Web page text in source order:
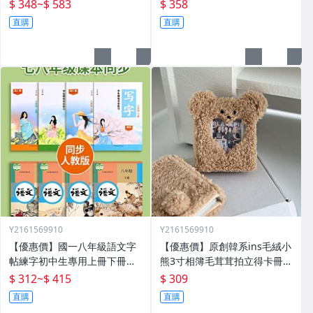
$ 348~$ 583
直購
$ 358
直購
Y2161569910
【優惠價】國一八年級語文字
帖練字初中生專用上冊下冊同
步人教版練字帖九年級衡水體
鋼筆正楷楷體初一每日一練中
學生中文臨摹硬筆書
$ 312~$ 415
直購
Y2161569910
【優惠價】原創韓系ins毛絨小
熊3寸相簿毛茸茸拍立得卡冊專
輯小卡追星收納冊
$ 309
直購